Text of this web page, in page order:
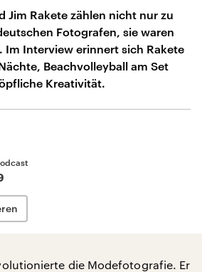
Jim Rakete zählen nicht nur zu
Fotografen, sie waren
Im Interview erinnert sich Rakete
Beachvolleyball am Set
Kreativität.
die Modefotografie. Er